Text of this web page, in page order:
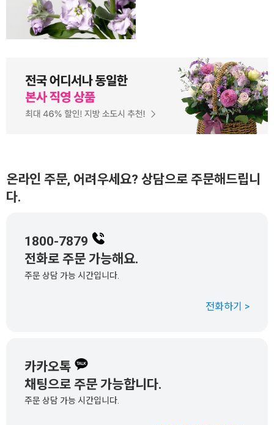
거나 지저분한 꽃이 아니니 오
해하지 말아주세요.
온라인 주문, 어려우세요? 상담으로 주문해드립니
다.
1800-7879
전화로 주문 가능해요.
주문 상담 가능 시간입니다.
전화하기 >
카카오톡
채팅으로 주문 가능합니다.
주문 상담 가능 시간입니다.